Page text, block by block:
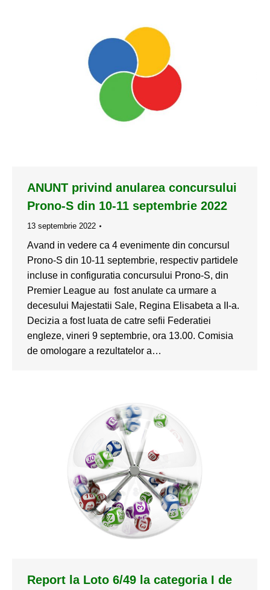
ANUNT privind anularea concursului
Prono-S din 10-11 septembrie 2022
13 septembrie 2022
Avand in vedere ca 4 evenimente din concursul
Prono-S din 10-11 septembrie, respectiv partidele
incluse in configuratia concursului Prono-S, din
Premier League au fost anulate ca urmare a
decesului Majestatii Sale, Regina Elisabeta a II-a.
Decizia a fost luata de catre sefii Federatiei
engleze, vineri 9 septembrie, ora 13.00. Comisia
de omologare a rezultatelor a…
Report la Loto 6/49 la categoria I de